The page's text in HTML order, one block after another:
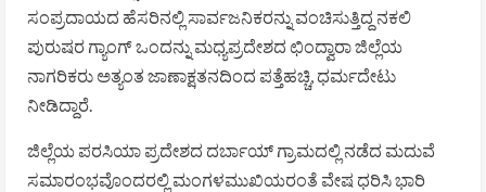
ಸಂಪ್ರದಾಯದ ಹೆಸರಿನಲ್ಲಿ ಸಾರ್ವಜನಿಕರನ್ನು ವಂಚಿಸುತ್ತಿದ್ದ ನಕಲಿ
ಪುರುಷರ ಗ್ಯಾಂಗ್ ಒಂದನ್ನು ಮಧ್ಯಪ್ರದೇಶದ ಛಿಂದ್ವಾರಾ ಜಿಲ್ಲೆಯ
ನಾಗರಿಕರು ಅತ್ಯಂತ ಜಾಣಾಕ್ಷತನದಿಂದ ಪತ್ತೆಹಚ್ಚಿ, ಧರ್ಮದೇಟು
ನೀಡಿದ್ದಾರೆ.
ಜಿಲ್ಲೆಯ ಪರಸಿಯಾ ಪ್ರದೇಶದ ದರ್ಬಾಯ್ ಗ್ರಾಮದಲ್ಲಿ ನಡೆದ ಮದುವೆ
ಸಮಾರಂಭವೊಂದರಲ್ಲಿ ಮಂಗಳಮುಖಿಯರಂತೆ ವೇಷ ಧರಿಸಿ ಭಾರಿ